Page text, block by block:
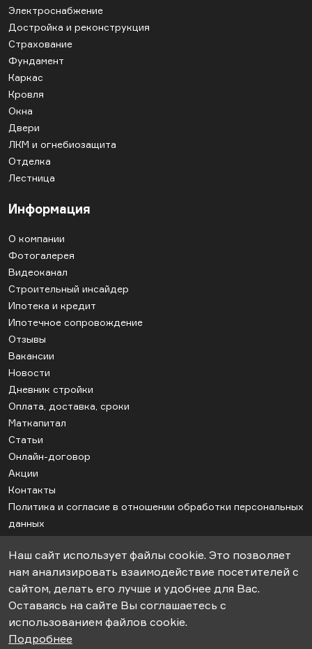
Электроснабжение
Достройка и реконструкция
Страхование
Фундамент
Каркас
Кровля
Окна
Двери
ЛКМ и огнебиозащита
Отделка
Лестница
Информация
О компании
Фотогалерея
Видеоканал
Строительный инсайдер
Ипотека и кредит
Ипотечное сопровождение
Отзывы
Вакансии
Новости
Дневник стройки
Оплата, доставка, сроки
Маткапитал
Статьи
Онлайн-договор
Акции
Контакты
Политика и согласие в отношении обработки персональных
данных
Соглашение об использовании cookie
Карта сайта
© 2018-2026гг. ООО «СК-Апрель». Строительство дачных домов под
ключ.
Наш сайт использует файлы cookie. Это позволяет
нам анализировать взаимодействие посетителей с
сайтом, делать его лучше и удобнее для Вас.
Оставаясь на сайте Вы соглашаетесь с
использованием файлов cookie.
Подробнее